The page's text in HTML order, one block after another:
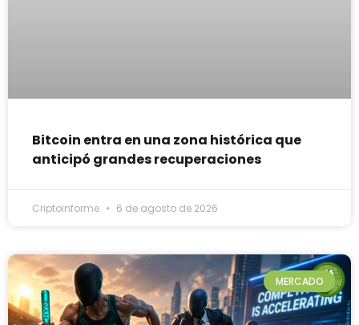
Bitcoin entra en una zona histórica que
anticipó grandes recuperaciones
Criptoinforme 6 de agosto de 2026
MERCADO